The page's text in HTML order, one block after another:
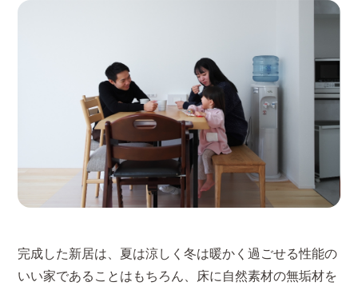
完成した新居は、夏は涼しく冬は暖かく過ごせる性能の
いい家であることはもちろん、床に自然素材の無垢材を